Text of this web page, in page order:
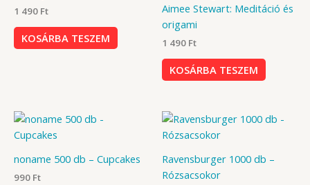
1 490 Ft
KOSÁRBA TESZEM
Aimee Stewart: Meditáció és
origami
1 490 Ft
KOSÁRBA TESZEM
noname 500 db – Cupcakes
990 Ft
Ravensburger 1000 db –
Rózsacsokor